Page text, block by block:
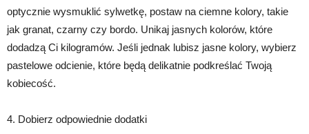
optycznie wysmuklić sylwetkę, postaw na ciemne kolory, takie
jak granat, czarny czy bordo. Unikaj jasnych kolorów, które
dodadzą Ci kilogramów. Jeśli jednak lubisz jasne kolory, wybierz
pastelowe odcienie, które będą delikatnie podkreślać Twoją
kobiecość.
4. Dobierz odpowiednie dodatki